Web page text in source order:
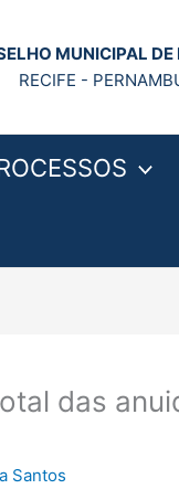
MUNICIPAL DE
RECIFE -
das
Santos